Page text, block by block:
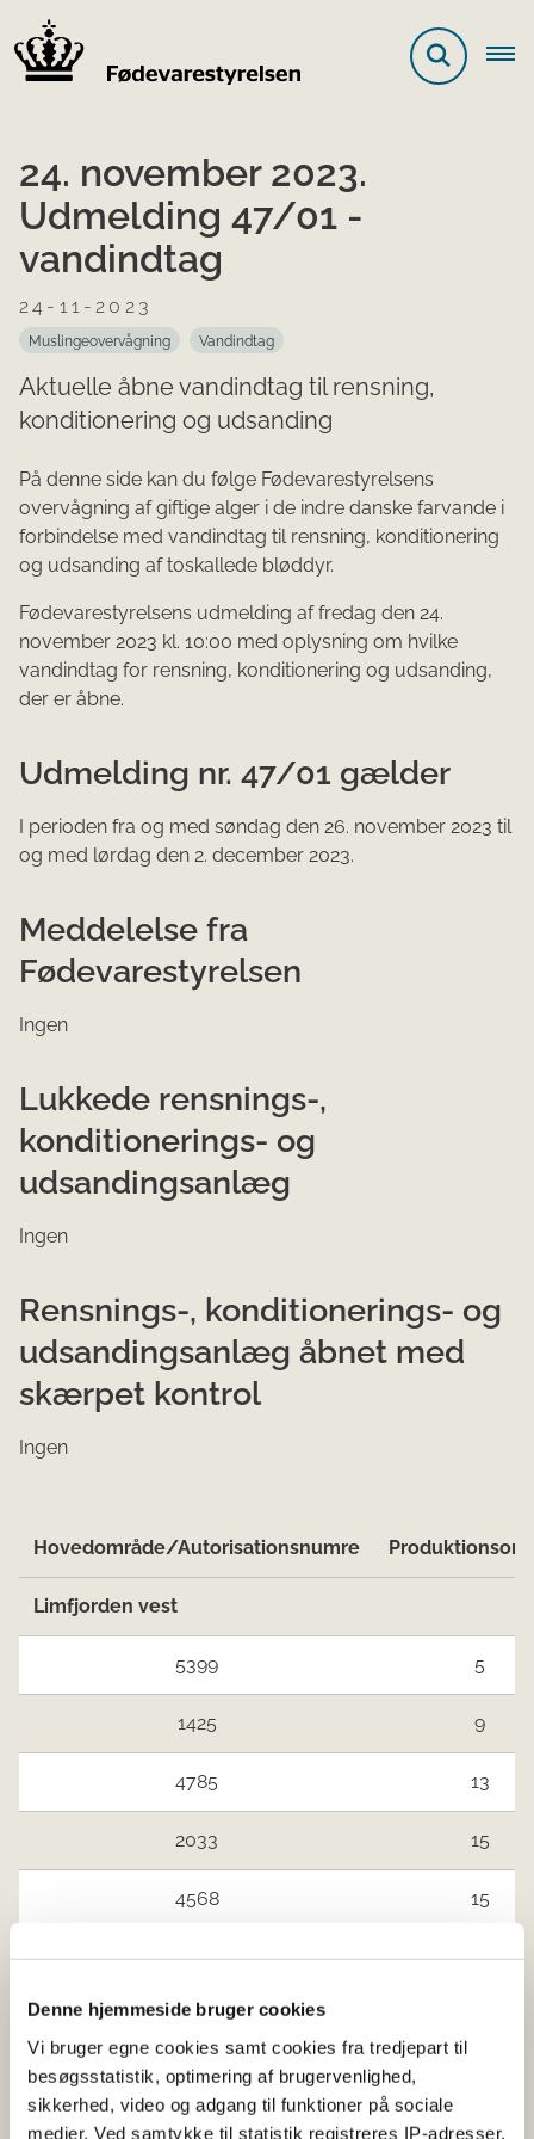
Denne hjemmeside bruger cookies
Vi bruger egne cookies samt cookies fra tredjepart til
besøgsstatistik, optimering af brugervenlighed,
sikkerhed, video og adgang til funktioner på sociale
medier. Ved samtykke til statistik registreres IP-adresser,
24. november 2023.
Udmelding 47/01 -
vandindtag
24-11-2023
Muslingeovervågning Vandindtag
Aktuelle åbne vandindtag til rensning,
konditionering og udsanding
På denne side kan du følge Fødevarestyrelsens
overvågning af giftige alger i de indre danske farvande i
forbindelse med vandindtag til rensning, konditionering
og udsanding af toskallede bløddyr.
Fødevarestyrelsens ud​melding af fredag den 24.
november 2023 kl. 10:00 med oplysning om hvilke
vandindtag for rensning, konditionering og udsanding,
der er åbne.
Udmelding nr. 47/01 gælder
I perioden fra og med søndag den 26. november 2023 til
og med lørdag den 2. december 2023.​
Meddelelse fra
Fødevarestyrelsen
Ingen
Lukkede rensnings-,
konditionerings- og
udsandingsanlæg
Ingen
Rensnings-, konditionerings- og
udsandingsanlæg åbnet med
skærpet kontrol
Ingen
Hovedområde/Autorisationsnumre
Limfjorden vest
5399 5
1425 9
4785 13
2033 15
4568 15
Limfjorden øst og Mariager Fjord Ingen
Kattegat nord
Jyllands østkyst syd for Djursland
og Fyn